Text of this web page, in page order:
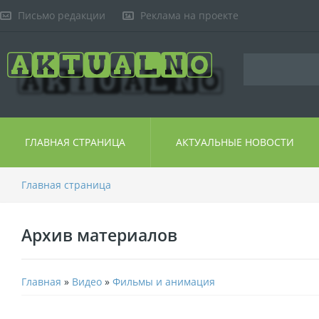
Письмо редакции Реклама на проекте
ГЛАВНАЯ СТРАНИЦА АКТУАЛЬНЫЕ НОВОСТИ
Главная страница
Архив материалов
Главная » Видео » Фильмы и анимация